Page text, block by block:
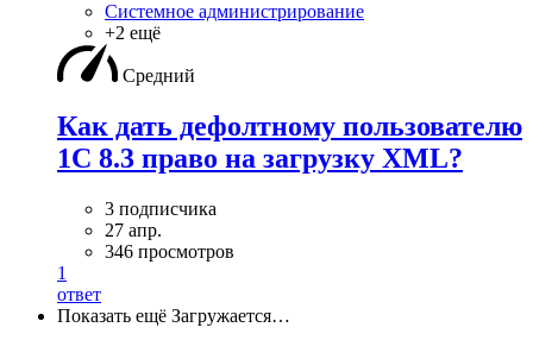
Системное администрирование
+2 ещё
Средний
Как дать дефолтному пользователю
1С 8.3 право на загрузку XML?
3 подписчика
27 апр.
346 просмотров
1
ответ
Показать ещё Загружается…